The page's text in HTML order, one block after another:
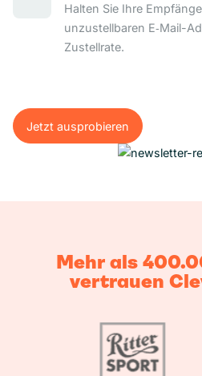
Halten Sie Ihre
unzustellbaren E‑Mail-
Zustellrate.
Jetzt ausprobieren
Jetzt ausprobieren
Mehr als
vertrauen